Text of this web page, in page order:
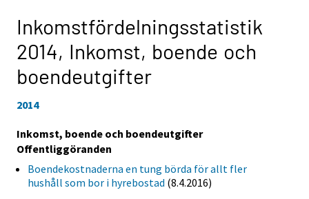
Inkomstfördelningsstatistik
2014, Inkomst, boende och
boendeutgifter
2014
Inkomst, boende och boendeutgifter
Offentliggöranden
Boendekostnaderna en tung börda för allt fler
hushåll som bor i hyrebostad (8.4.2016)